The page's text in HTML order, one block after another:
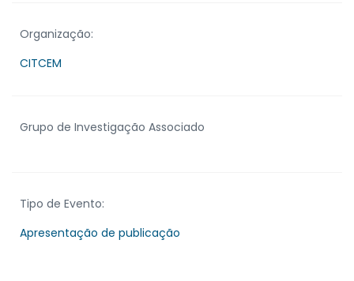
Organização:
CITCEM
Grupo de Investigação Associado
Tipo de Evento:
Apresentação de publicação